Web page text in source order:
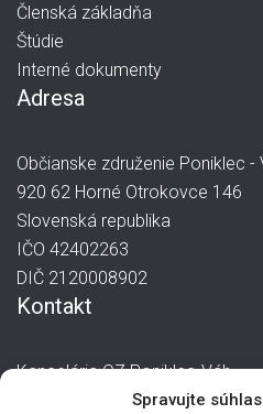
Spravujte
Členská základňa
Štúdie
Interné dokumenty
Adresa
Občianske združenie Poniklec -
920 62 Horné Otrokovce 146
Slovenská republika
IČO 42402263
DIČ 2120008902
Kontakt
Kancelária OZ Poniklec-Váh
manager@poniklec-vah.sk